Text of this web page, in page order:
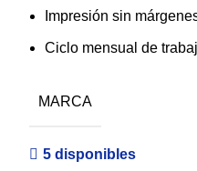
Impresión sin
Ciclo mensual de
MARCA
5 disponibles